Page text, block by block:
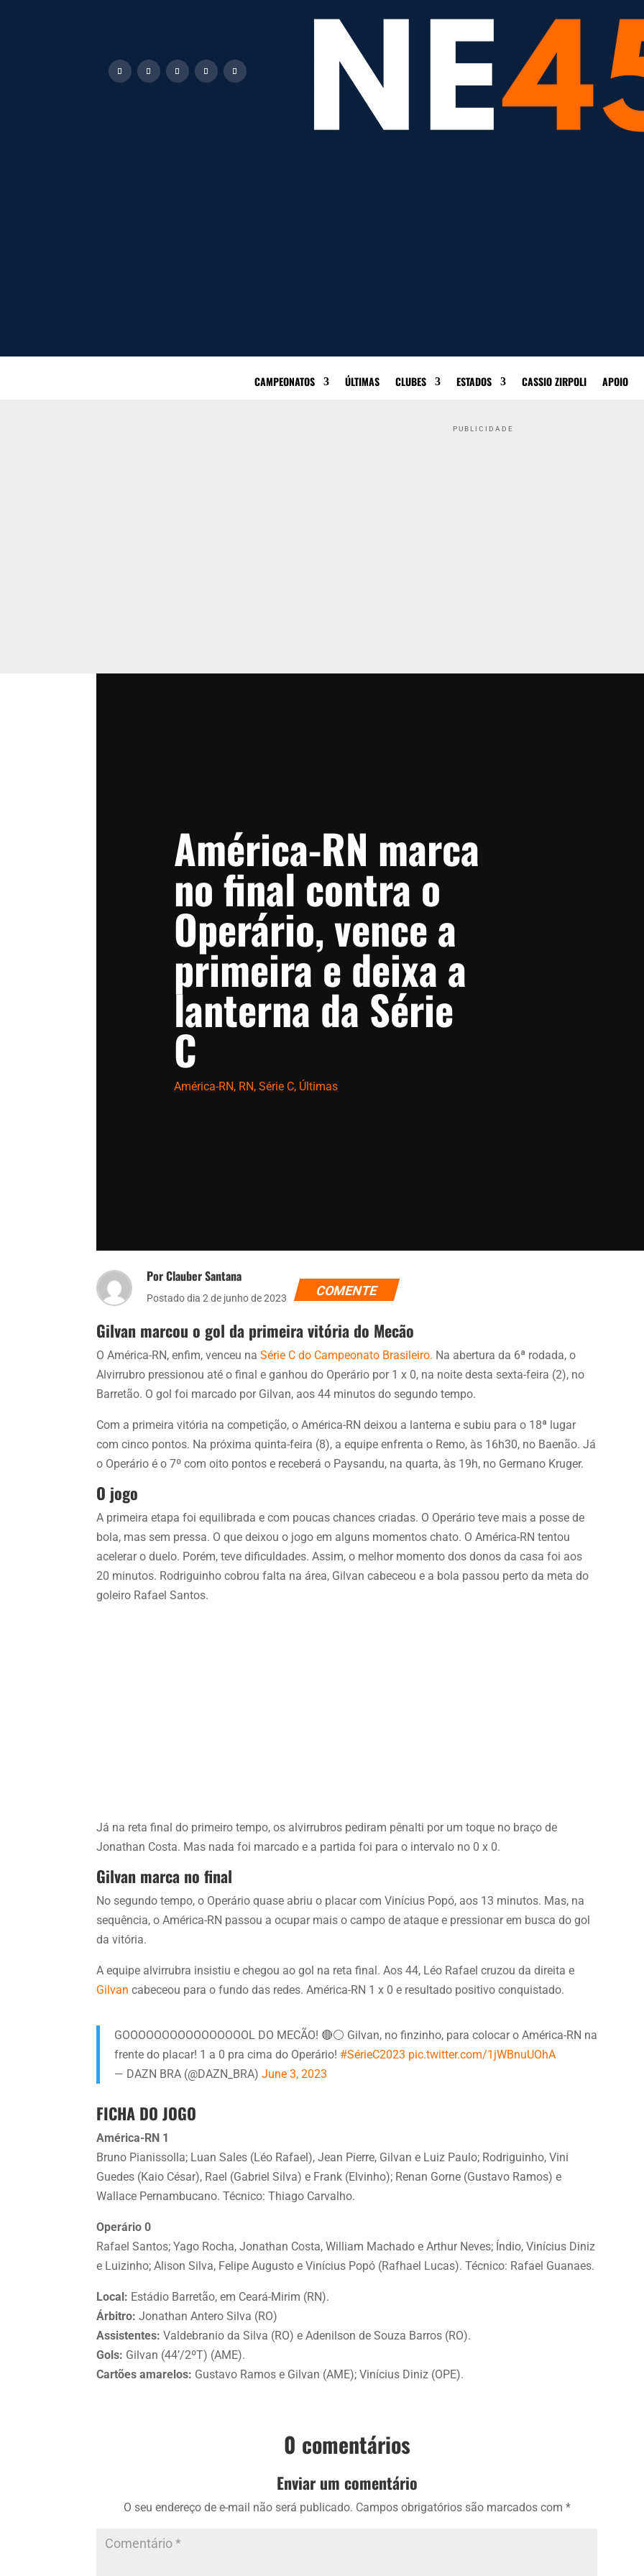
CAMPEONATOS ÚLTIMAS CLUBES ESTADOS CASSIO ZIRPOLI APOIO
PUBLICIDADE
América-RN marca
no final contra o
Operário, vence a
primeira e deixa a
lanterna da Série
C
América-RN, RN, Série C, Últimas
Por Clauber Santana
Postado dia 2 de junho de 2023 COMENTE
Gilvan marcou o gol da primeira vitória do Mecão
O América-RN, enfim, venceu na Série C do Campeonato Brasileiro. Na abertura da 6ª rodada, o
Alvirrubro pressionou até o final e ganhou do Operário por 1 x 0, na noite desta sexta-feira (2), no
Barretão. O gol foi marcado por Gilvan, aos 44 minutos do segundo tempo.
Com a primeira vitória na competição, o América-RN deixou a lanterna e subiu para o 18ª lugar
com cinco pontos. Na próxima quinta-feira (8), a equipe enfrenta o Remo, às 16h30, no Baenão. Já
o Operário é o 7º com oito pontos e receberá o Paysandu, na quarta, às 19h, no Germano Kruger.
O jogo
A primeira etapa foi equilibrada e com poucas chances criadas. O Operário teve mais a posse de
bola, mas sem pressa. O que deixou o jogo em alguns momentos chato. O América-RN tentou
acelerar o duelo. Porém, teve dificuldades. Assim, o melhor momento dos donos da casa foi aos
20 minutos. Rodriguinho cobrou falta na área, Gilvan cabeceou e a bola passou perto da meta do
goleiro Rafael Santos.
Já na reta final do primeiro tempo, os alvirrubros pediram pênalti por um toque no braço de
Jonathan Costa. Mas nada foi marcado e a partida foi para o intervalo no 0 x 0.
Gilvan marca no final
No segundo tempo, o Operário quase abriu o placar com Vinícius Popó, aos 13 minutos. Mas, na
sequência, o América-RN passou a ocupar mais o campo de ataque e pressionar em busca do gol
da vitória.
A equipe alvirrubra insistiu e chegou ao gol na reta final. Aos 44, Léo Rafael cruzou da direita e
Gilvan cabeceou para o fundo das redes. América-RN 1 x 0 e resultado positivo conquistado.
GOOOOOOOOOOOOOOOOL DO MECÃO! 🔴⚪ Gilvan, no finzinho, para colocar o América-RN na
frente do placar! 1 a 0 pra cima do Operário! #SérieC2023 pic.twitter.com/1jWBnuUOhA
— DAZN BRA (@DAZN_BRA)June 3, 2023
FICHA DO JOGO
América-RN 1
Bruno Pianissolla; Luan Sales (Léo Rafael), Jean Pierre, Gilvan e Luiz Paulo; Rodriguinho, Vini
Guedes (Kaio César), Rael (Gabriel Silva) e Frank (Elvinho); Renan Gorne (Gustavo Ramos) e
Wallace Pernambucano. Técnico: Thiago Carvalho.
Operário 0
Rafael Santos; Yago Rocha, Jonathan Costa, William Machado e Arthur Neves; Índio, Vinícius Diniz
e Luizinho; Alison Silva, Felipe Augusto e Vinícius Popó (Rafhael Lucas). Técnico: Rafael Guanaes.
Local: Estádio Barretão, em Ceará-Mirim (RN).
Árbitro: Jonathan Antero Silva (RO)
Assistentes: Valdebranio da Silva (RO) e Adenilson de Souza Barros (RO).
Gols: Gilvan (44’/2ºT) (AME).
Cartões amarelos: Gustavo Ramos e Gilvan (AME); Vinícius Diniz (OPE).
0 comentários
Enviar um comentário
O seu endereço de e-mail não será publicado. Campos obrigatórios são marcados com *